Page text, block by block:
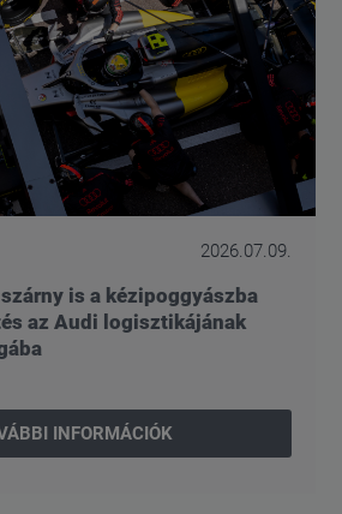
2026.07.09.
is a kézipoggyászba
az Audi logisztikájának
INFORMÁCIÓK